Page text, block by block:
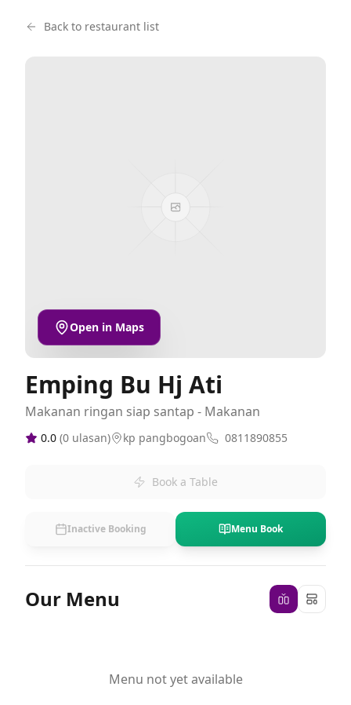
Back to restaurant list
Open in Maps
Emping Bu Hj Ati
Makanan ringan siap santap - Makanan
0.0 (0 ulasan) kp pangbogoan 0811890855
Book a Table
Inactive Booking Menu Book
Our Menu
Menu not yet available